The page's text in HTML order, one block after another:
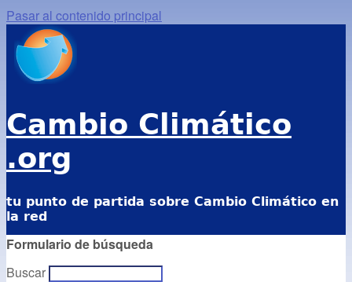
Pasar al contenido principal
Cambio Climático
.org
tu punto de partida sobre Cambio Climático en
la red
Formulario de búsqueda
Buscar